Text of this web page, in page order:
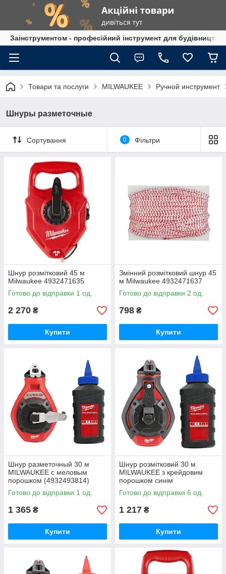
Заінструментом - професійний інструмент для
Товари та послуги MILWAUKEE Ручной инструмент
Шнуры разметочные
Сортування 0 Фільтри
Шнур розмітковий 45 м
Milwaukee 4932471635
Готово до відправки 1 од.
2 270 ₴
Купити
Змінний розмітковий шнур 45
м Milwaukee 4932471637
Готово до відправки 2 од.
798 ₴
Купити
Шнур разметочный 30 м
MILWAUKEE с меловым
порошком (4932493814)
Готово до відправки 1 од.
1 365 ₴
Купити
Шнур розмітковий 30 м
MILWAUKEE з крейдовим
порошком синім
(4932493815)
Готово до відправки 6 од.
1 217 ₴
Купити